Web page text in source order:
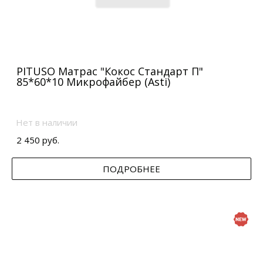
PITUSO Матрас "Кокос Стандарт П"
85*60*10 Микрофайбер (Asti)
Нет в наличии
2 450 руб.
ПОДРОБНЕЕ